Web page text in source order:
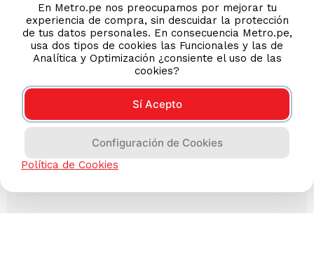
En Metro.pe nos preocupamos por mejorar tu
experiencia de compra, sin descuidar la protección
de tus datos personales. En consecuencia Metro.pe,
usa dos tipos de cookies las Funcionales y las de
Analítica y Optimización ¿consiente el uso de las
cookies?
Sí Acepto
Configuración de Cookies
Política de Cookies